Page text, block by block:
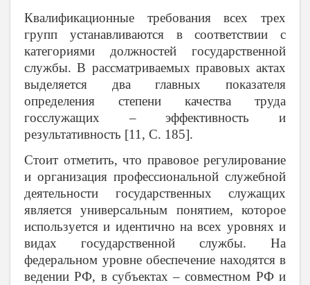
Квалификационные требования всех трех
групп устанавливаются в соответствии с
категориями должностей государственной
службы. В рассматриваемых правовых актах
выделяется два главных показателя
определения степени качества труда
госслужащих – эффективность и
результативность [11, С. 185].
Стоит отметить, что правовое регулирование
и организация профессиональной служебной
деятельности государственных служащих
является универсальным понятием, которое
используется и идентично на всех уровнях и
видах государственной службы. На
федеральном уровне обеспечение находятся в
ведении РФ, в субъектах – совместном РФ и